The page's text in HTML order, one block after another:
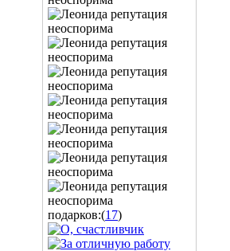
подарков:(17)